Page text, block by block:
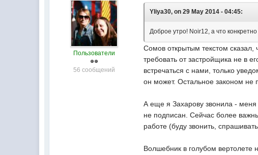
Пользователи
56 сообщений
Yliya30, on 29 May 2014 - 04:45:
Доброе утро! Noir12, а что
Сомов открытым текстом
требовать от застройщика не в
встречаться с нами, только
он может. Остальное законом не
А еще я Захарову звонила - меня
не подписан. Сейчас более
работе (буду звонить,
Волшебник в голубом вертолете